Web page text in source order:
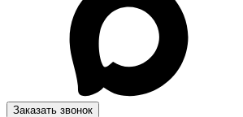
Заказать звонок